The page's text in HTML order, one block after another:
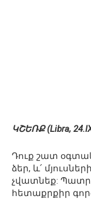
ԿՇԵՌՔ (Libra,
Դուք շատ
ձեր, և՛
չվատնեք:
հետաքրքիր